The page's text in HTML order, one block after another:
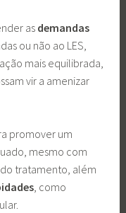
as demandas
ou não ao LES,
mais equilibrada,
vir a amenizar
promover um
mesmo com
tratamento, além
, como